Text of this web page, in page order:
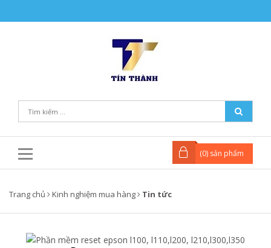
(0) sản phẩm
Trang chủ Kinh nghiệm mua hàng Tin tức